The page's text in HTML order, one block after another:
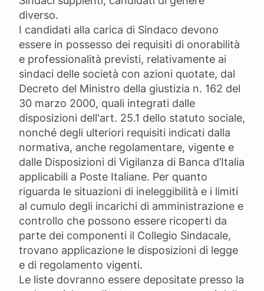
diverso.
I candidati alla carica di Sindaco devono
essere in possesso dei requisiti di onorabilità
e professionalità previsti, relativamente ai
sindaci delle società con azioni quotate, dal
Decreto del Ministro della giustizia n. 162 del
30 marzo 2000, quali integrati dalle
disposizioni dell'art. 25.1 dello statuto sociale,
nonché degli ulteriori requisiti indicati dalla
normativa, anche regolamentare, vigente e
dalle Disposizioni di Vigilanza di Banca d’Italia
applicabili a Poste Italiane. Per quanto
riguarda le situazioni di ineleggibilità e i limiti
al cumulo degli incarichi di amministrazione e
controllo che possono essere ricoperti da
parte dei componenti il Collegio Sindacale,
trovano applicazione le disposizioni di legge
e di regolamento vigenti.
Le liste dovranno essere depositate presso la